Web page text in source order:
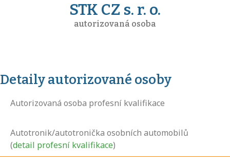
STK CZ s. r. o.
autorizovaná osoba
Detaily autorizované osoby
Autorizovaná osoba profesní kvalifikace
Autotronik/autotronička osobních automobilů
(detail profesní kvalifikace)